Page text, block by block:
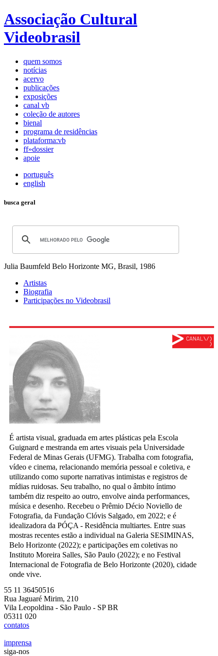
Associação Cultural
Videobrasil
quem somos
notícias
acervo
publicações
exposições
canal vb
coleção de autores
bienal
programa de residências
plataforma:vb
ff»dossier
apoie
português
english
busca geral
Julia Baumfeld Belo Horizonte MG, Brasil, 1986
Artistas
Biografia
Participações no Videobrasil
É artista visual, graduada em artes plásticas pela Escola
Guignard e mestranda em artes visuais pela Universidade
Federal de Minas Gerais (UFMG). Trabalha com fotografia,
vídeo e cinema, relacionando memória pessoal e coletiva, e
utilizando como suporte narrativas intimistas e registros de
mídias ruidosas. Seu trabalho, no qual o âmbito íntimo
também diz respeito ao outro, envolve ainda performances,
música e desenho. Recebeu o Prêmio Décio Noviello de
Fotografia, da Fundação Clóvis Salgado, em 2022; e é
idealizadora da PÓÇA - Residência multiartes. Entre suas
mostras recentes estão a individual na Galeria SESIMINAS,
Belo Horizonte (2022); e participações em coletivas no
Instituto Moreira Salles, São Paulo (2022); e no Festival
Internacional de Fotografia de Belo Horizonte (2020), cidade
onde vive.
55 11 36450516
Rua Jaguaré Mirim, 210
Vila Leopoldina - São Paulo - SP BR
05311 020
contatos
imprensa
siga-nos